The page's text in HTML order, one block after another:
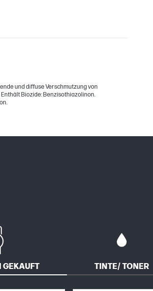
und diffuse Verschmutzung von
Biozide: Benzisothiazolinon.
GEKAUFT TINTE/ TONER